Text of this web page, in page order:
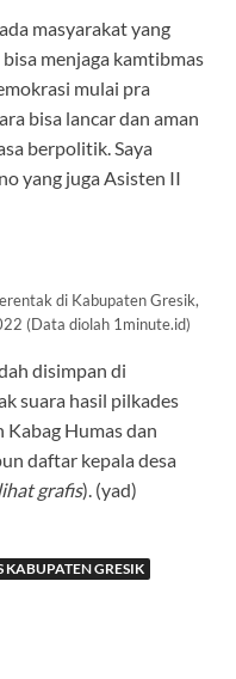
masyarakat yang
menjaga kamtibmas
mulai pra
bisa lancar dan aman
berpolitik. Saya
yang juga Asisten II
di Kabupaten Gresik,
(Data diolah 1minute.id)
disimpan di
suara hasil pilkades
Kabag Humas dan
daftar kepala desa
grafis). (yad)
KABUPATEN GRESIK